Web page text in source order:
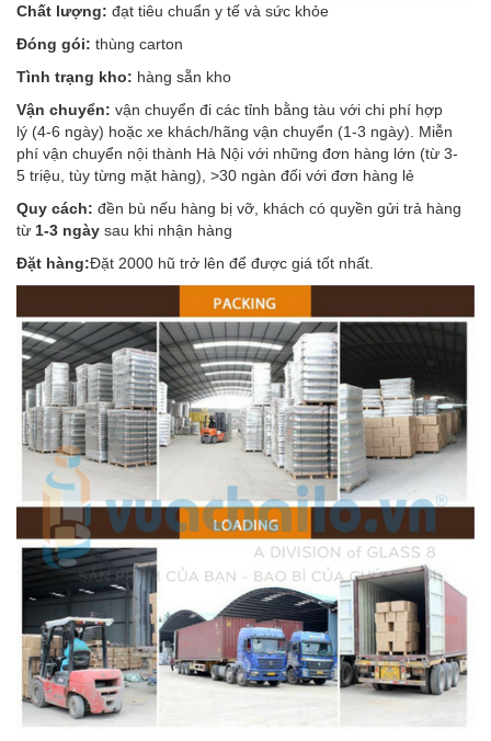
Chất lượng: đạt tiêu chuẩn y tế và sức khỏe
Đóng gói: thùng carton
Tình trạng kho: hàng sẵn kho
Vận chuyển: vận chuyển đi các tỉnh bằng tàu với chi phí hợp
lý (4-6 ngày) hoặc xe khách/hãng vận chuyển (1-3 ngày). Miễn
phí vận chuyển nội thành Hà Nội với những đơn hàng lớn (từ 3-
5 triệu, tùy từng mặt hàng), >30 ngàn đối với đơn hàng lẻ
Quy cách: đền bù nếu hàng bị vỡ, khách có quyền gửi trả hàng
từ 1-3 ngày sau khi nhận hàng
Đặt hàng:Đặt 2000 hũ trở lên để được giá tốt nhất.